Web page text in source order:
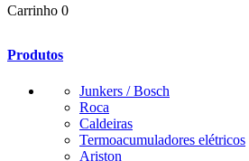
Carrinho 0
Produtos
Junkers / Bosch
Roca
Caldeiras
Termoacumuladores elétricos
Ariston